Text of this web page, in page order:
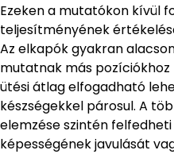
Ezeken a mutatókon kívül
teljesítményének
Az elkapók gyakran
mutatnak más pozíciókhoz
ütési átlag elfogadható
készségekkel párosul. A
elemzése szintén
képességének javulását